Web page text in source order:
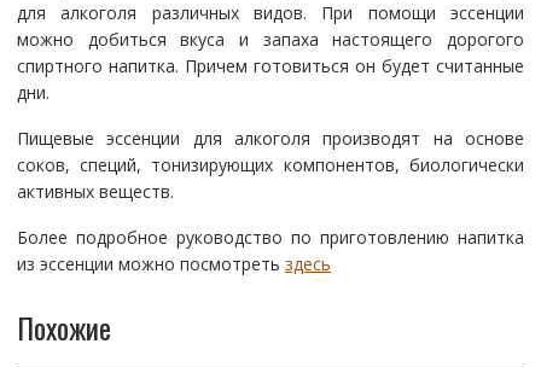
для алкоголя различных видов. При помощи эссенции
можно добиться вкуса и запаха настоящего дорогого
спиртного напитка. Причем готовиться он будет считанные
дни.
Пищевые эссенции для алкоголя производят на основе
соков, специй, тонизирующих компонентов, биологически
активных веществ.
Более подробное руководство по приготовлению напитка
из эссенции можно посмотреть здесь
Похожие